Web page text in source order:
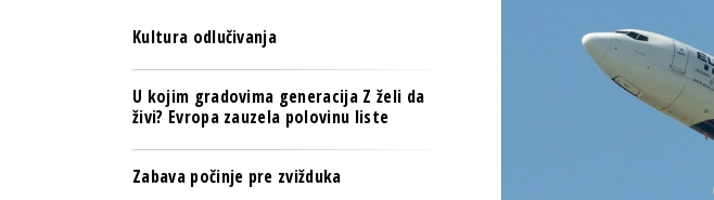
OSIGURANJE
TECH I AI
KNOW-HOWWELLBEING
TECH I AI
BIZNIS & SPORT
Kultura odlučivanja
U kojim gradovima generacija Z želi da
živi? Evropa zauzela polovinu liste
Zabava počinje pre zvižduka